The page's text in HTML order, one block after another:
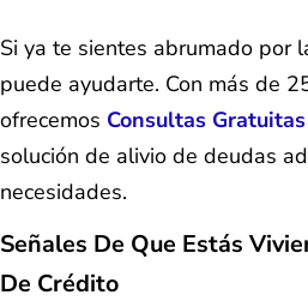
Si ya te sientes abrumado por
puede ayudarte. Con más de
ofrecemos Consultas Gratuitas
solución de alivio de deudas
necesidades.
Señales De Que Estás
De Crédito